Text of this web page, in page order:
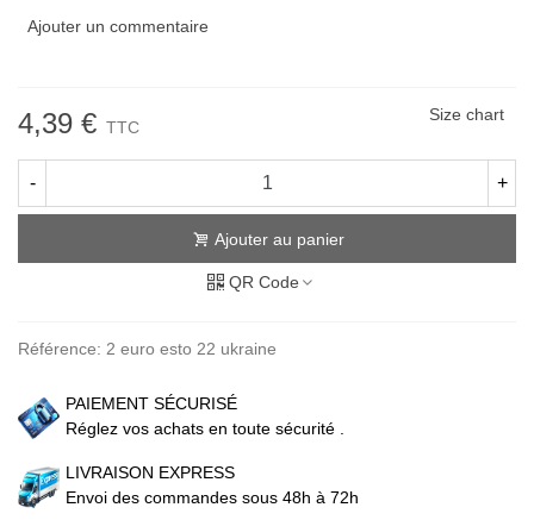
Ajouter un commentaire
4,39 € TTC
Size chart
- +
Ajouter au panier
QR Code
Référence: 2 euro esto 22 ukraine
PAIEMENT SÉCURISÉ
Réglez vos achats en toute sécurité .
LIVRAISON EXPRESS
Envoi des commandes sous 48h à 72h